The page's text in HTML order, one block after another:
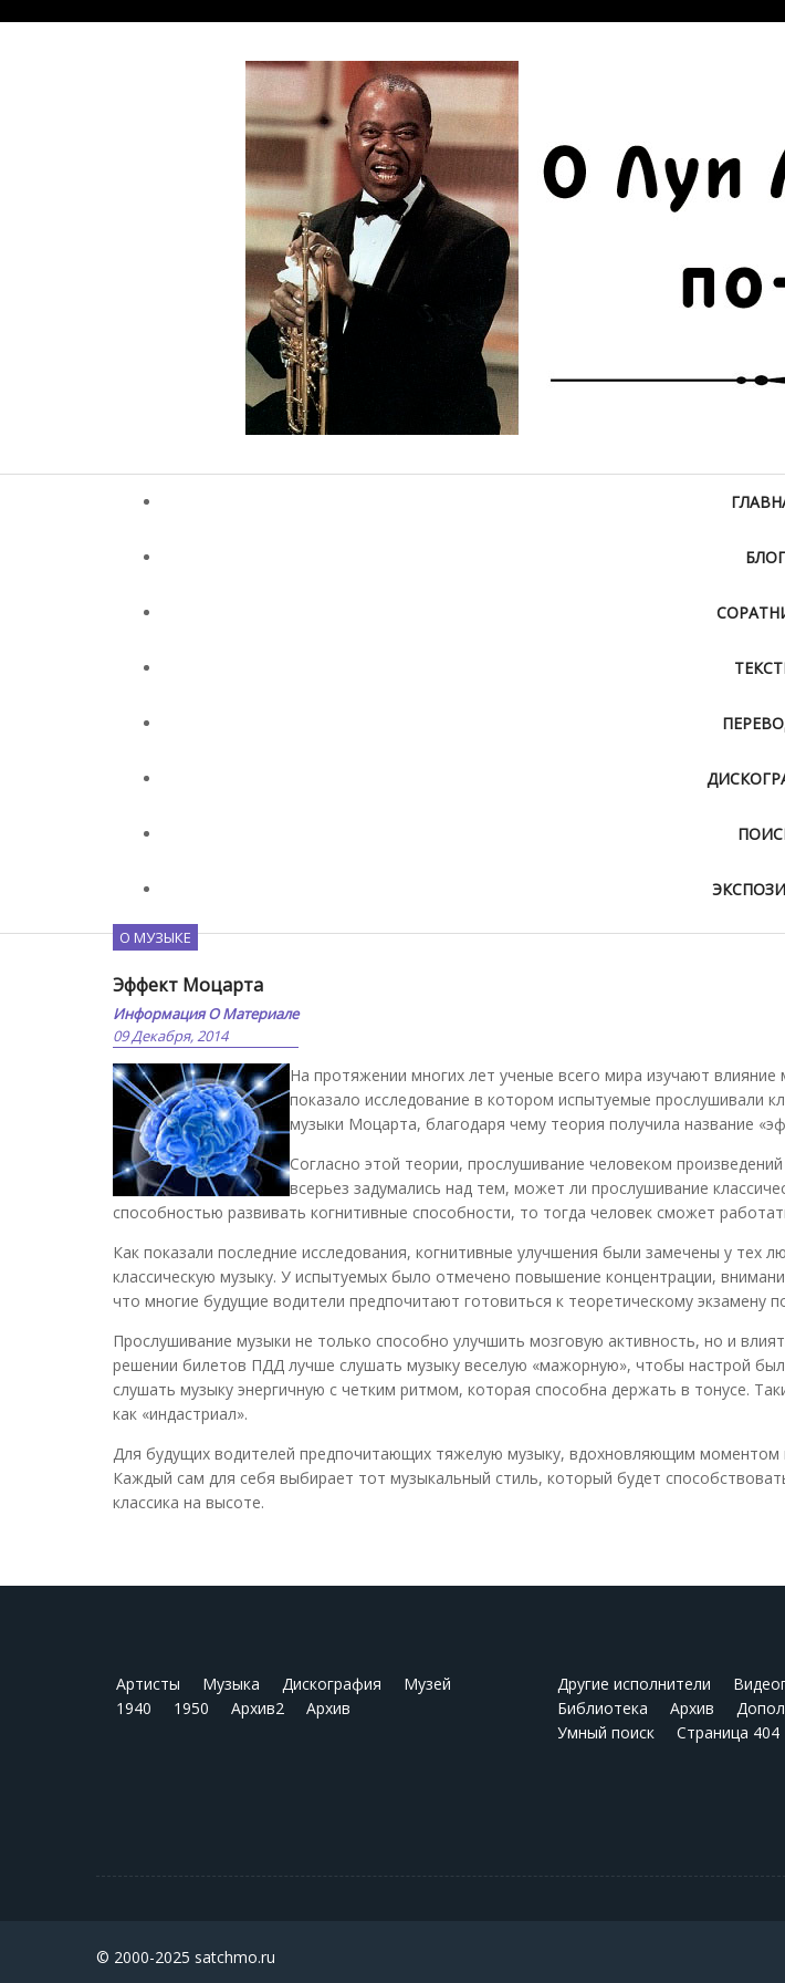
БЛОГ
О МУЗЫКЕ
Эффект Моцарта
Информация О Материале
09 Декабря, 2014
На протяжении многих лет ученые всего мира изучают
показало исследование в котором испытуемые прослушивали
музыки Моцарта, благодаря чему теория получила название
Согласно этой теории, прослушивание человеком
всерьез задумались над тем, может ли прослушивание
способностью развивать когнитивные способности, то тогда человек сможет
Как показали последние исследования, когнитивные улучшения были замечены у тех
классическую музыку. У испытуемых было отмечено повышение концентрации,
что многие будущие водители предпочитают готовиться к теоретическому экзамену
Прослушивание музыки не только способно улучшить мозговую активность, но и
решении билетов ПДД лучше слушать музыку веселую «мажорную», чтобы настрой
слушать музыку энергичную с четким ритмом, которая способна держать в тонусе.
как «индастриал».
Для будущих водителей предпочитающих тяжелую музыку, вдохновляющим моментом
Каждый сам для себя выбирает тот музыкальный стиль, который будет
классика на высоте.
Артисты Музыка Дискография
Музей
1940
1950 Архив2 Архив
Другие исполнители
Библиотека
Архив
Умный поиск
Страница 404
© 2000-2025 satchmo.ru